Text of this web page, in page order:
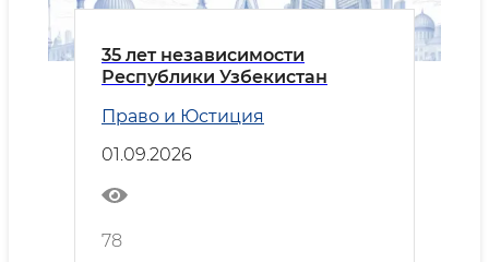
35 лет независимости
Республики Узбекистан
Право и Юстиция
01.09.2026
78